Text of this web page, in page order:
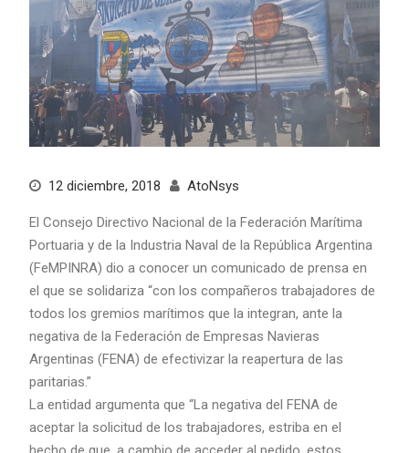
12 diciembre, 2018 AtoNsys
El Consejo Directivo Nacional de la Federación Marítima
Portuaria y de la Industria Naval de la República Argentina
(FeMPINRA) dio a conocer un comunicado de prensa en
el que se solidariza “con los compañeros trabajadores de
todos los gremios marítimos que la integran, ante la
negativa de la Federación de Empresas Navieras
Argentinas (FENA) de efectivizar la reapertura de las
paritarias.”
La entidad argumenta que “La negativa del FENA de
aceptar la solicitud de los trabajadores, estriba en el